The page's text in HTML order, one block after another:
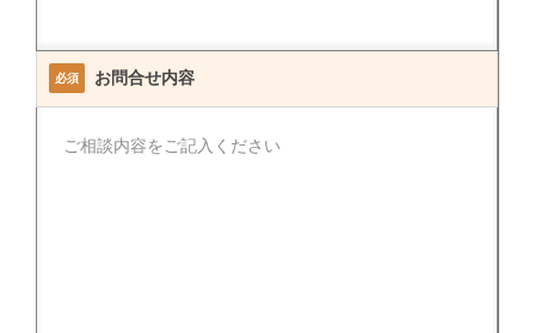
必須 お問合せ内容